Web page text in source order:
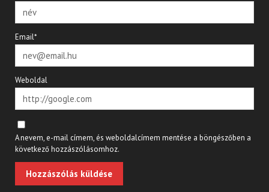
Email*
Weboldal
A nevem, e-mail címem, és weboldalcímem mentése a böngészőben a
következő hozzászólásomhoz.